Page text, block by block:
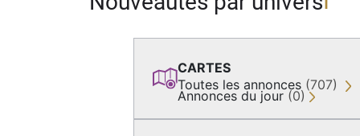
CARTES
Toutes les annonces (707)
Annonces du jour (0)